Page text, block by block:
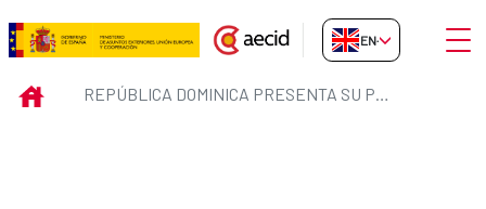
Skip to Main Content
República Dominica presenta
EN-GB
INICIO REPÚBLICA DOMINICA PRESENTA SU PLAN HIDROLÓGICO NACIONAL, ELABORADO CON EL APOYO DE LA AGENCIA ESPAÑOLA DE COOPERACIÓN INTERNACIONAL PARA EL DESARROLLO (AECID)